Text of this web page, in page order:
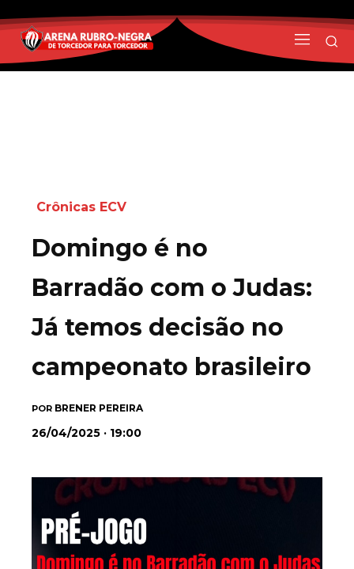
Crônicas ECV
Domingo é no
Barradão com o Judas:
Já temos decisão no
campeonato brasileiro
POR BRENER PEREIRA
26/04/2025 · 19:00